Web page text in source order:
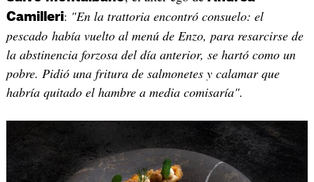
Camilleri: "En la trattoria encontró consuelo: el
pescado había vuelto al menú de Enzo, para resarcirse de
la abstinencia forzosa del día anterior, se hartó como un
pobre. Pidió una fritura de salmonetes y calamar que
habría quitado el hambre a media comisaría".